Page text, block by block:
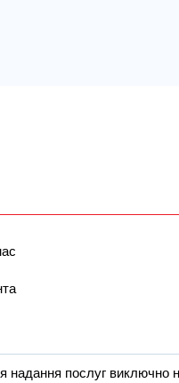
послуг виключно